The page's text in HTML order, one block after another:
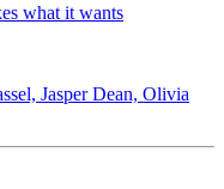
what it wants
Jasper Dean, Olivia